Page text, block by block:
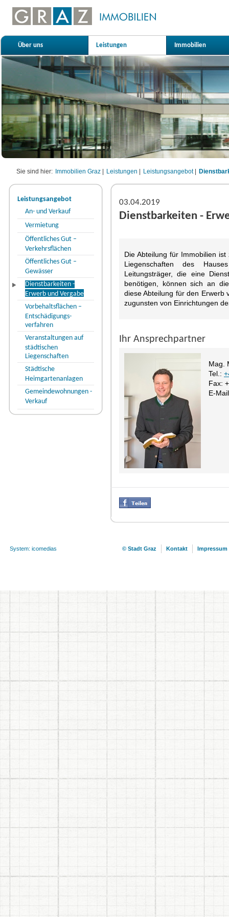
Über uns Leistungen Immobilien
Sie sind hier: Immobilien Graz Leistungen Leistungsangebot|
Leistungsangebot
An- und Verkauf
Vermietung
Öffentliches Gut –
Verkehrsflächen
Öffentliches Gut –
Gewässer
Dienstbarkeiten -
Erwerb und Vergabe
Vorbehaltsflächen –
Entschädigungs-
verfahren
Veranstaltungen auf
städtischen
Liegenschaften
Städtische
Heimgartenanlagen
Gemeindewohnungen -
Verkauf
03.04.2019
Dienstbarkeiten -
Die Abteilung für Immobilien
Liegenschaften des
Leitungsträger, die eine
benötigen, können sich an
diese Abteilung für den Erwerb
zugunsten von Einrichtungen
Ihr Ansprechpartner
Mag.
Tel.:
Fax:
E-
System: icomedias © Stadt Graz Kontakt Impressum